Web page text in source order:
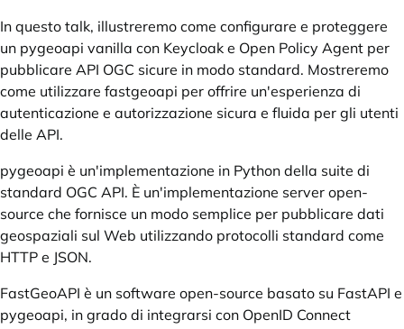
In questo talk, illustreremo come configurare e proteggere
un pygeoapi vanilla con Keycloak e Open Policy Agent per
pubblicare API OGC sicure in modo standard. Mostreremo
come utilizzare fastgeoapi per offrire un'esperienza di
autenticazione e autorizzazione sicura e fluida per gli utenti
delle API.
pygeoapi è un'implementazione in Python della suite di
standard OGC API. È un'implementazione server open-
source che fornisce un modo semplice per pubblicare dati
geospaziali sul Web utilizzando protocolli standard come
HTTP e JSON.
FastGeoAPI è un software open-source basato su FastAPI e
pygeoapi, in grado di integrarsi con OpenID Connect